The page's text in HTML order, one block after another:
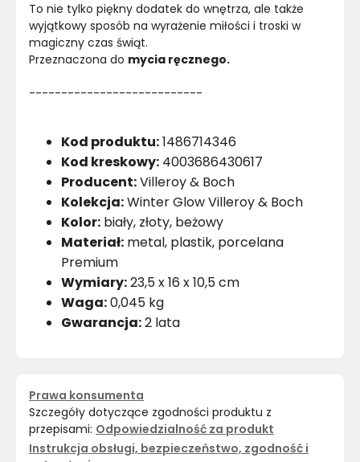
To nie tylko piękny dodatek do wnętrza, ale także
wyjątkowy sposób na wyrażenie miłości i troski w
magiczny czas świąt.
Przeznaczona do mycia ręcznego.
---------------------------
Kod produktu:1486714346
Kod kreskowy: 4003686430617
Producent:Villeroy & Boch
Kolekcja:Winter Glow Villeroy & Boch
Kolor: biały, złoty, beżowy
Materiał: metal, plastik, porcelana
Premium
Wymiary:23,5 x 16 x 10,5 cm
Waga:0,045 kg
Gwarancja:2 lata
Prawa konsumenta
Szczegóły dotyczące zgodności produktu z
przepisami: Odpowiedzialność za produkt
Instrukcja obsługi, bezpieczeństwo, zgodność i